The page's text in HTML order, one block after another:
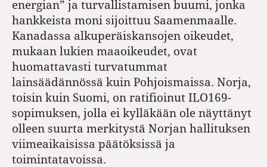
energian” ja turvallistamisen buumi, jonka
hankkeista moni sijoittuu Saamenmaalle.
Kanadassa alkuperäiskansojen oikeudet,
mukaan lukien maaoikeudet, ovat
huomattavasti turvatummat
lainsäädännössä kuin Pohjoismaissa. Norja,
toisin kuin Suomi, on ratifioinut ILO169-
sopimuksen, jolla ei kylläkään ole näyttänyt
olleen suurta merkitystä Norjan hallituksen
viimeaikaisissa päätöksissä ja
toimintatavoissa.